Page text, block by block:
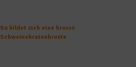
So bildet sich eine krosse
Schweinebratenkruste